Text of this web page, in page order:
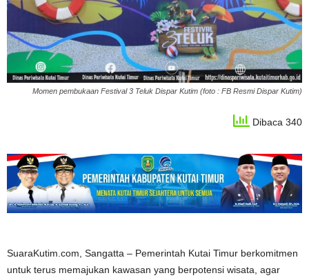
Momen pembukaan Festival 3 Teluk Dispar Kutim (foto : FB Resmi Dispar Kutim)
Dibaca 340
SuaraKutim.com, Sangatta – Pemerintah Kutai Timur berkomitmen
untuk terus memajukan kawasan yang berpotensi wisata, agar